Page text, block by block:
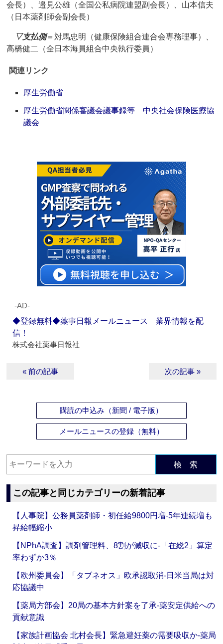
会長）、邉見公雄（全国公私病院連盟副会長）、山本信夫
（日本薬剤師会副会長）
▽支払側＝対馬忠明（健康保険組合連合会専務理事）、
高橋健二（全日本海員組合中央執行委員）
関連リンク
厚生労働省
厚生労働省関係審議会議事録等 中央社会保険医療協
議会
‐AD‐
◆登録無料◆薬事日報メールニュース 業界情報を配
信！
株式会社薬事日報社
« 前の記事 次の記事 »
購読の申込み（新聞 / 電子版）
メールニュースの登録（無料）
検 索
この記事と同じカテゴリーの新着記事
【人事院】公務員薬剤師・初任給9800円増‐5年連続増も
昇給幅縮小
【NPhA調査】調剤管理料、8割が減収に‐「在総2」算定
率わずか3％
【欧州委員会】「タブネオス」欧承認取消‐日米当局は対
応協議中
【薬局方部会】20局の基本方針案を了承‐薬安定供給への
貢献意識
【家族計画協会 北村会長】緊急避妊薬の需要吸収か‐薬局